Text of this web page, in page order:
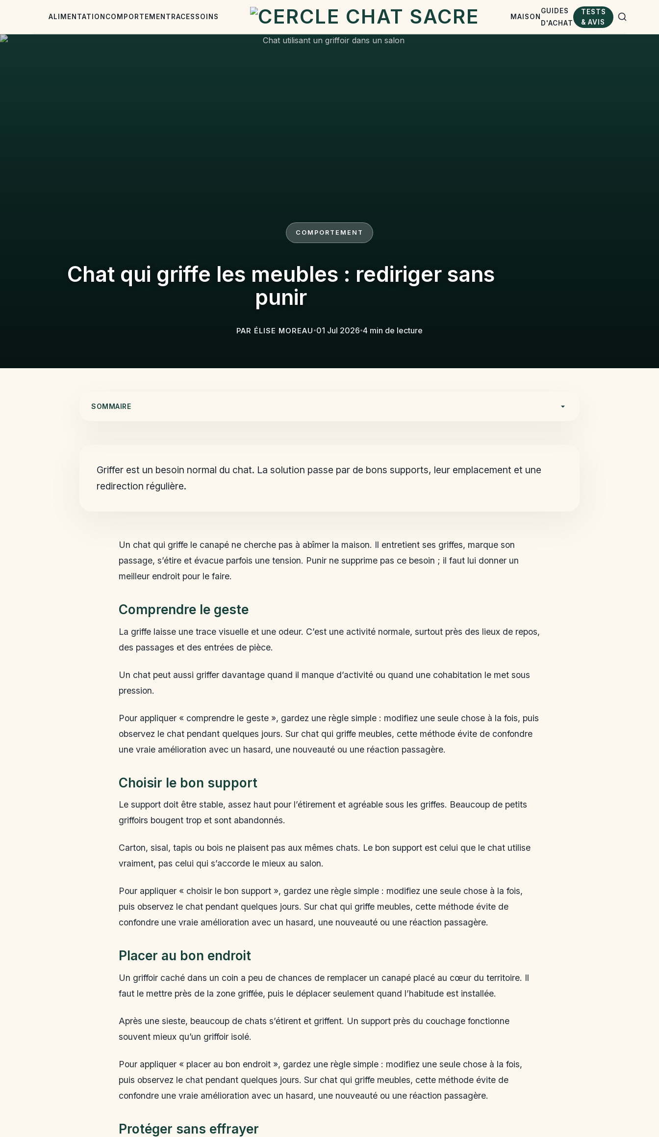
ALIMENTATION COMPORTEMENT RACESSOINS MAISON
GUIDES
D'ACHAT
TESTS
& AVIS
COMPORTEMENT
Chat qui griffe les meubles : rediriger sans
punir
PAR ÉLISE MOREAU •01 Jul 2026•4 min de lecture
SOMMAIRE
Protéger sans effrayer
Entretenir les griffes
Griffer est un besoin normal du chat. La solution passe par de bons supports, leur emplacement et une
redirection régulière.
Un chat qui griffe le canapé ne cherche pas à abîmer la maison. Il entretient ses griffes, marque son
passage, s’étire et évacue parfois une tension. Punir ne supprime pas ce besoin ; il faut lui donner un
meilleur endroit pour le faire.
Comprendre le geste
La griffe laisse une trace visuelle et une odeur. C’est une activité normale, surtout près des lieux de repos,
des passages et des entrées de pièce.
Un chat peut aussi griffer davantage quand il manque d’activité ou quand une cohabitation le met sous
pression.
Pour appliquer « comprendre le geste », gardez une règle simple : modifiez une seule chose à la fois, puis
observez le chat pendant quelques jours. Sur chat qui griffe meubles, cette méthode évite de confondre
une vraie amélioration avec un hasard, une nouveauté ou une réaction passagère.
Choisir le bon support
Le support doit être stable, assez haut pour l’étirement et agréable sous les griffes. Beaucoup de petits
griffoirs bougent trop et sont abandonnés.
Carton, sisal, tapis ou bois ne plaisent pas aux mêmes chats. Le bon support est celui que le chat utilise
vraiment, pas celui qui s’accorde le mieux au salon.
Pour appliquer « choisir le bon support », gardez une règle simple : modifiez une seule chose à la fois,
puis observez le chat pendant quelques jours. Sur chat qui griffe meubles, cette méthode évite de
confondre une vraie amélioration avec un hasard, une nouveauté ou une réaction passagère.
Placer au bon endroit
Un griffoir caché dans un coin a peu de chances de remplacer un canapé placé au cœur du territoire. Il
faut le mettre près de la zone griffée, puis le déplacer seulement quand l’habitude est installée.
Après une sieste, beaucoup de chats s’étirent et griffent. Un support près du couchage fonctionne
souvent mieux qu’un griffoir isolé.
Pour appliquer « placer au bon endroit », gardez une règle simple : modifiez une seule chose à la fois,
puis observez le chat pendant quelques jours. Sur chat qui griffe meubles, cette méthode évite de
confondre une vraie amélioration avec un hasard, une nouveauté ou une réaction passagère.
Protéger sans effrayer